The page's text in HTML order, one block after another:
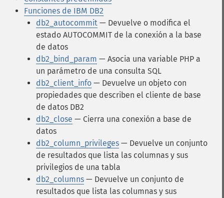
Funciones de IBM DB2
db2_autocommit — Devuelve o modifica el
estado AUTOCOMMIT de la conexión a la base
de datos
db2_bind_param — Asocia una variable PHP a
un parámetro de una consulta SQL
db2_client_info — Devuelve un objeto con
propiedades que describen el cliente de base
de datos DB2
db2_close — Cierra una conexión a base de
datos
db2_column_privileges — Devuelve un conjunto
de resultados que lista las columnas y sus
privilegios de una tabla
db2_columns — Devuelve un conjunto de
resultados que lista las columnas y sus